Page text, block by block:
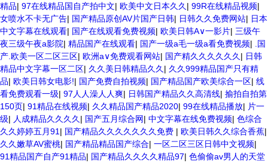
精品| 97在线精品国自产拍中文| 欧美中文日本久久 | 99R在线精品视频|
女喷水不卡无广告| 国产精品原创AV片国产日韩| 日韩久久免费网站| 日本
中文字幕在线观看| 国产在线观看免费视频| 欧美日韩A∨一影片| 三级午
夜三级午夜a影院| 精品国产在线观看| 国产一级a毛一级a看免费视频|
.国
产.欧美一区二区三区| 欧洲a∨免费观看网站| 国产精久久久久久久 | 日韩
精品中文字幕一区二区| 久久美日韩精品久久 | 久久999精品国产只有精
品| 欧美日韩女电影!| 国产免费自拍视频| 国产精品国产欧美综合一区| 线
看免费观看一级| 97人人澡人人爽| 日韩国产精品久久高清线| 揄拍自拍第
150页| 91精品在线视频| 久久精品国产精品2020| 99在线精品播放| 片一
级| 人成精品久久久久 | 国产五月综合网| 中文字幕在线免费视频| 色综合
久久婷婷五月91 | 国产精品久久久久久久久免费 | 欧美日韩久久综合香蕉|
久久嫩草AV蜜桃| 国产精品精品国产综合| 一区二区三区日韩中文视频|
91精品国产自产91精品| 国产精品久久久久精品97| 色偷偷av男人的天堂